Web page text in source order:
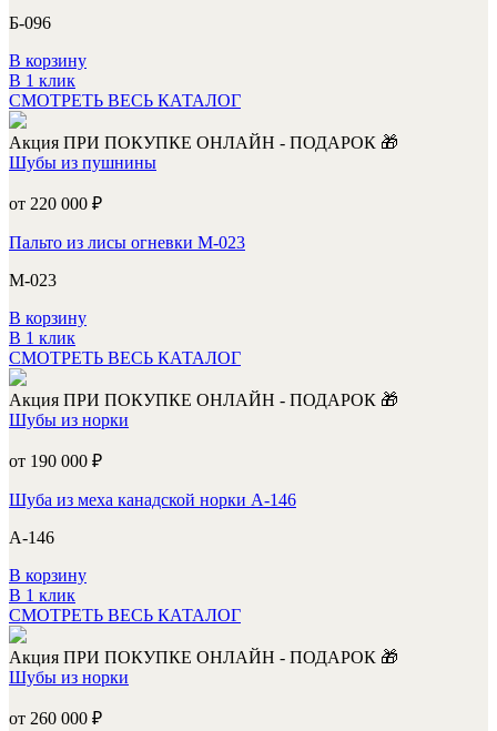
Б-096
В корзину
В 1 клик
СМОТРЕТЬ ВЕСЬ КАТАЛОГ
Акция ПРИ ПОКУПКЕ ОНЛАЙН - ПОДАРОК 🎁
Шубы из пушнины
от 220 000 ₽
Пальто из лисы огневки М-023
М-023
В корзину
В 1 клик
СМОТРЕТЬ ВЕСЬ КАТАЛОГ
Акция ПРИ ПОКУПКЕ ОНЛАЙН - ПОДАРОК 🎁
Шубы из норки
от 190 000 ₽
Шуба из меха канадской норки А-146
А-146
В корзину
В 1 клик
СМОТРЕТЬ ВЕСЬ КАТАЛОГ
Акция ПРИ ПОКУПКЕ ОНЛАЙН - ПОДАРОК 🎁
Шубы из норки
от 260 000 ₽